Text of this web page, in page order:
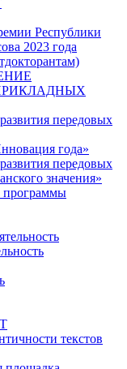
Республики
2023 года
передовых
года»
передовых
значения»
текстов